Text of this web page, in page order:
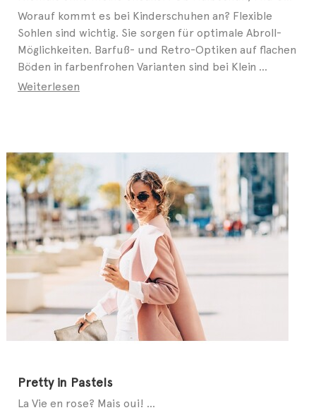
Worauf kommt es bei Kinderschuhen an? Flexible
Sohlen sind wichtig. Sie sorgen für optimale Abroll-
Möglichkeiten. Barfuß- und Retro-Optiken auf flachen
Böden in farbenfrohen Varianten sind bei Klein ...
Weiterlesen
Pretty in Pastels
La Vie en rose? Mais oui! ...